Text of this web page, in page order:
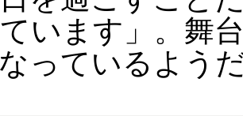
います」。舞
っているよう